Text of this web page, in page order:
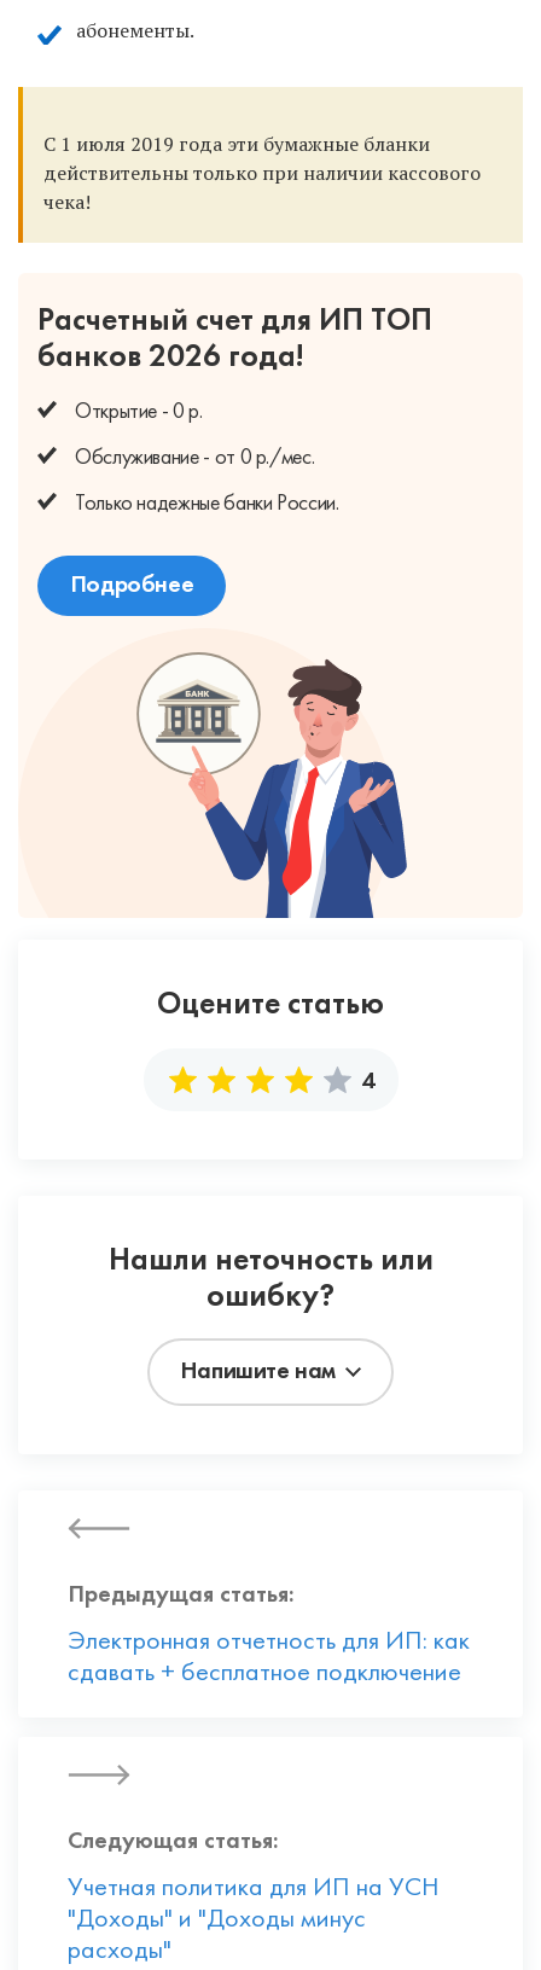
абонементы.
С 1 июля 2019 года эти бумажные бланки
действительны только при наличии кассового
чека!
Расчетный счет для ИП ТОП
банков 2026 года!
Открытие - 0 р.
Обслуживание - от 0 р./мес.
Только надежные банки России.
Подробнее
Оцените статью
4
Нашли неточность или
ошибку?
Напишите нам
Предыдущая статья:
Электронная отчетность для ИП: как
сдавать + бесплатное подключение
Следующая статья:
Учетная политика для ИП на УСН
"Доходы" и "Доходы минус
расходы"